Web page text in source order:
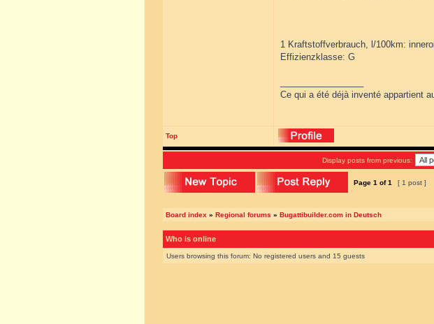
1 Kraftstoffverbrauch, l/100km:
Effizienzklasse: G
Ce qui a été déjà inventé appartient
Top
Display posts from previous:
Page 1 of1 [ 1 post ]
Board index » Regional forums » Bugattibuilder.com in Deutsch
Who is online
Users browsing this forum: No registered users and 15 guests